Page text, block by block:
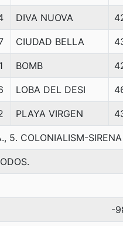
DIVA NUOVA
CIUDAD BELLA
1 BOMB
LOBA DEL DESI
PLAYA VIRGEN
5. COLONIALISM-
-